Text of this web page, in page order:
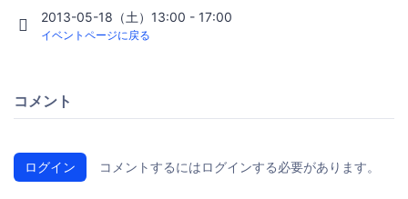
2013-05-18（土）13:00 - 17:00
イベントページに戻る
コメント
ログイン コメントするにはログインする必要があります。